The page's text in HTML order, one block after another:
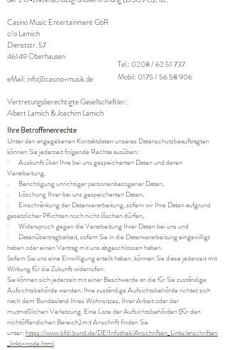
Casino Music Entertainment GbR
c/o Lamich
Dienststr. 57
46149 Oberhausen
eMail:info@casino-musik.de
Vertretungsberechtigte Gesellschaftler:
Albert Lamich & Joachim Lamich
Tel.: 0208 /62 51 737
Mobil: 0175 / 56 58 906
Ihre Betroffenenrechte
Unter den angegebenen Kontaktdaten unseres Datenschutzbeauftragten
können Sie jederzeit folgende Rechte ausüben:
· Auskunft über Ihre bei uns gespeicherten Daten und deren
Verarbeitung,
· Berichtigung unrichtiger personenbezogener Daten,
· Löschung Ihrer bei uns gespeicherten Daten,
· Einschränkung der Datenverarbeitung, sofern wir Ihre Daten aufgrund
gesetzlicher Pflichten noch nicht löschen dürfen,
· Widerspruch gegen die Verarbeitung Ihrer Daten bei uns und
· Datenübertragbarkeit, sofern Sie in die Datenverarbeitung eingewilligt
haben oder einen Vertrag mit uns abgeschlossen haben.
Sofern Sie uns eine Einwilligung erteilt haben, können Sie diese jederzeit mit
Wirkung für die Zukunft widerrufen.
Sie können sich jederzeit mit einer Beschwerde an die für Sie zuständige
Aufsichtsbehörde wenden. Ihre zuständige Aufsichtsbehörde richtet sich
nach dem Bundesland Ihres Wohnsitzes, Ihrer Arbeit oder der
mutmaßlichen Verletzung. Eine Liste der Aufsichtsbehörden (für den
nichtöffentlichen Bereich) mit Anschrift finden Sie
unter: https://www.bfdi.bund.de/DE/Infothek/Anschriften_Links/anschriften
_links-node.html.